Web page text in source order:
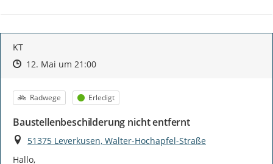
KT
Zeitpunkt des Erstellens
Zeitpunkt des Erstellens
12. Mai um 21:00Zur Äußerung
Kategorie
Radwege Status
Erledigt
Baustellenbeschilderung nicht entfernt
Ort
51375 Leverkusen, Walter-Hochapfel-Straße
Hallo,